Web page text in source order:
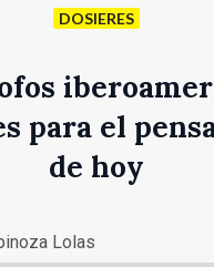
DOSIERES
para el
de hoy
Lolas